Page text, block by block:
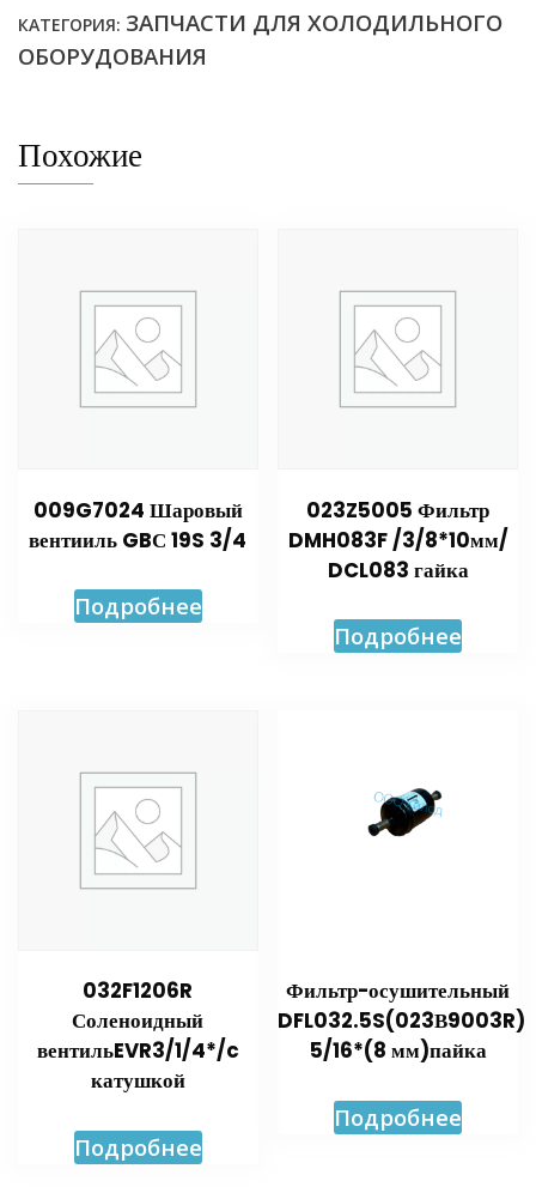
КАТЕГОРИЯ: ЗАПЧАСТИ ДЛЯ ХОЛОДИЛЬНОГО
ОБОРУДОВАНИЯ
Похожие
009G7024 Шаровый
вентииль GBС 19S 3/4
Подробнее
023Z5005 Фильтр
DMH083F /3/8*10мм/
DCL083 гайка
Подробнее
032F1206R
Соленоидный
вентильEVR3/1/4*/c
катушкой
Подробнее
Фильтр-осушительный
DFL032.5S(023В9003R)
5/16*(8 мм)пайка
Подробнее